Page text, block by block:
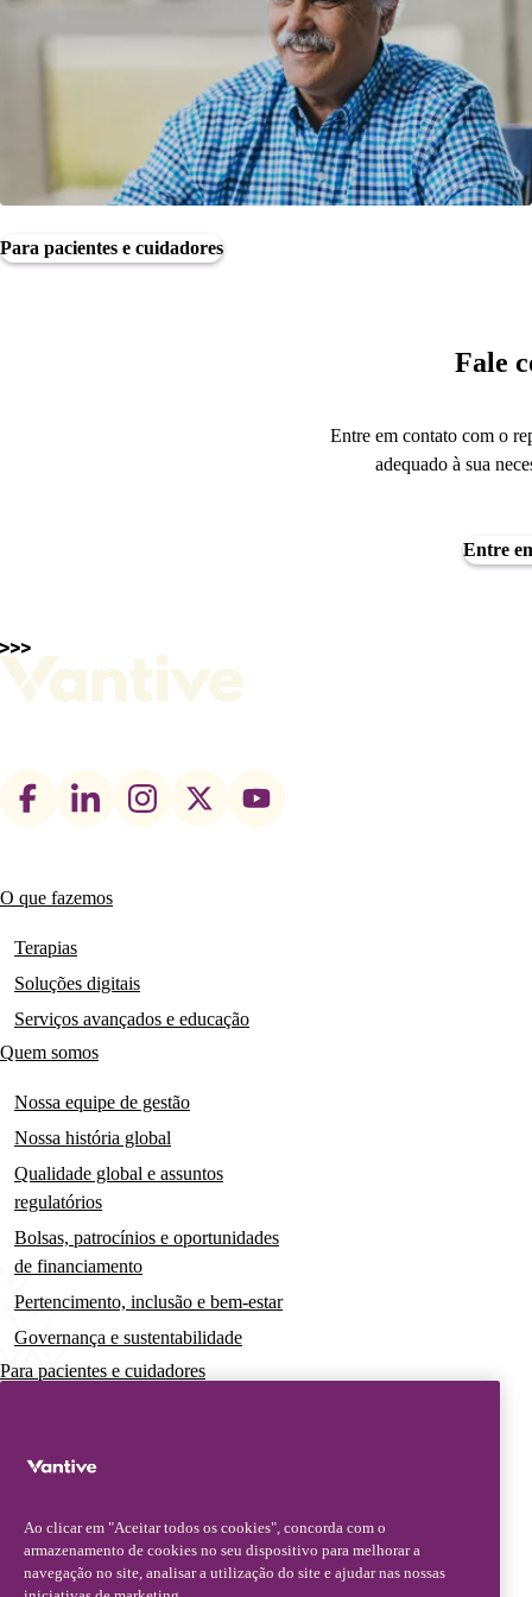
Para pacientes e cuidadores
Fale
Entre em contato com o
adequado à sua
Entre
Footer
Main
navigation
O que fazemos
Terapias
Soluções digitais
Serviços avançados e educação
Quem somos
Nossa equipe de gestão
Nossa história global
Qualidade global e assuntos
regulatórios
Bolsas, patrocínios e oportunidades
de financiamento
Pertencimento, inclusão e bem-estar
Governança e sustentabilidade
Para pacientes e cuidadores
Comunicados à imprensa
Contato e suporte
Fale conosco
Ao clicar em "Aceitar todos os cookies", concorda com o
armazenamento de cookies no seu dispositivo para melhorar a
navegação no site, analisar a utilização do site e ajudar nas nossas